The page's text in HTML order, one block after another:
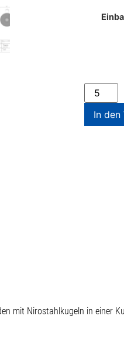
In den
mit Nirostahlkugeln in einer